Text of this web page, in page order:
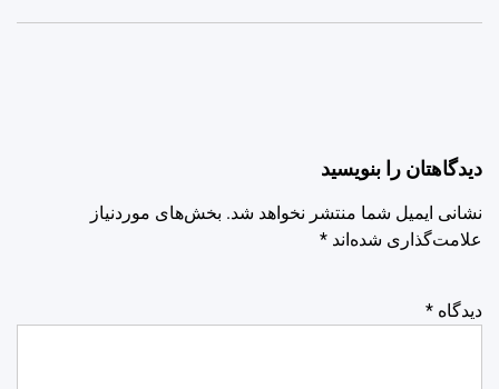
دیدگاهتان را بنویسید
نشانی ایمیل شما منتشر نخواهد شد. بخش‌های موردنیاز
علامت‌گذاری شده‌اند *
دیدگاه *